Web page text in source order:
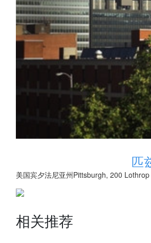
匹兹堡
匹
美国宾夕法尼亚州Pittsburgh, 200
相关推荐